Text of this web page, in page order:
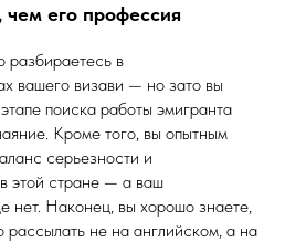
его профессия
разбираетесь в
вашего визави — но зато вы
поиска работы эмигранта
Кроме того, вы опытным
серьезности и
этой стране — а ваш
нет. Наконец, вы хорошо знаете,
рассылать не на английском, а на